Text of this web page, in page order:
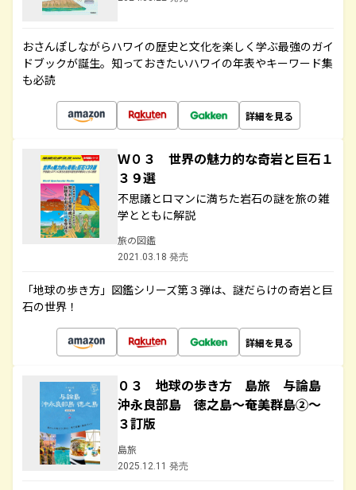
おさんぽしながらハワイの歴史と文化を楽しく学ぶ最強のガイ
ドブックが誕生。知っておきたいハワイの年表やキーワード集
も必読
詳細を見る
Ｗ０３ 世界の魅力的な奇岩と巨石１
３９選
不思議とロマンに満ちた岩石の謎を旅の雑
学とともに解説
旅の図鑑
2021.03.18 発売
「地球の歩き方」図鑑シリーズ第３弾は、謎だらけの奇岩と巨
石の世界！
詳細を見る
０３ 地球の歩き方 島旅 与論島
沖永良部島 徳之島～奄美群島②～
３訂版
島旅
2025.12.11 発売